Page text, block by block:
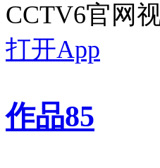
CCTV6官网
打开App
作品85